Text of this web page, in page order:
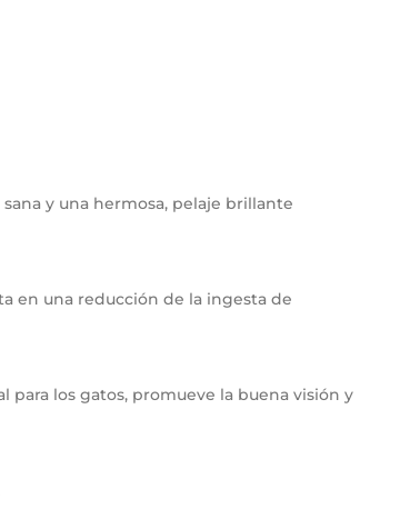
y una hermosa, pelaje brillante
en una reducción de la ingesta de
los gatos, promueve la buena visión y